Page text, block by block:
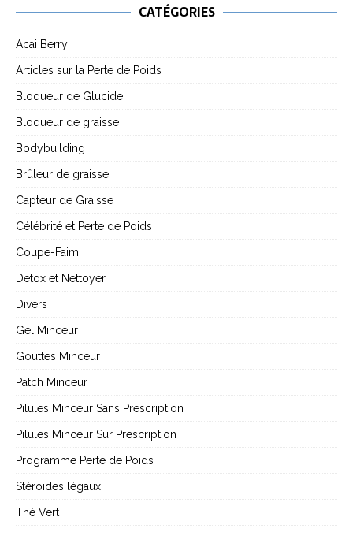
CATÉGORIES
Acai Berry
Articles sur la Perte de Poids
Bloqueur de Glucide
Bloqueur de graisse
Bodybuilding
Brûleur de graisse
Capteur de Graisse
Célébrité et Perte de Poids
Coupe-Faim
Detox et Nettoyer
Divers
Gel Minceur
Gouttes Minceur
Patch Minceur
Pilules Minceur Sans Prescription
Pilules Minceur Sur Prescription
Programme Perte de Poids
Stéroïdes légaux
Thé Vert